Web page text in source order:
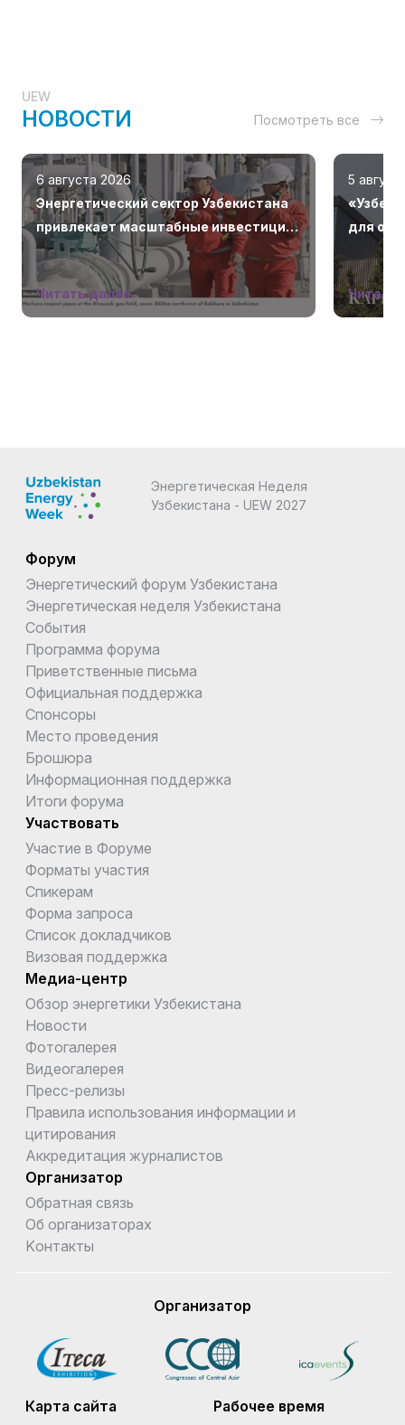
UEW
НОВОСТИ Посмотреть все
6 августа 2026
Энергетический сектор Узбекистана
привлекает масштабные инвестиции
стран Залива
Читать далее
5
для
Читать
Энергетическая Неделя
Узбекистана - UEW 2027
Форум
Энергетический форум Узбекистана
Энергетическая неделя Узбекистана
События
Программа форума
Приветственные письма
Официальная поддержка
Спонсоры
Место проведения
Брошюра
Информационная поддержка
Итоги форума
Участвовать
Участие в Форуме
Форматы участия
Спикерам
Форма запроса
Список докладчиков
Визовая поддержка
Медиа-центр
Обзор энергетики Узбекистана
Новости
Фотогалерея
Видеогалерея
Пресс-релизы
Правила использования информации и
цитирования
Аккредитация журналистов
Организатор
Обратная связь
Об организаторах
Kонтакты
Организатор
Карта сайта
Рабочее время